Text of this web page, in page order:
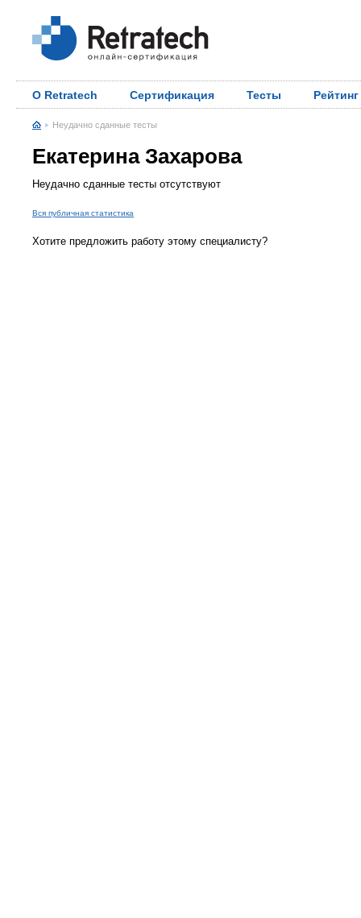
О Retratech Сертификация Тесты Рейтинг
Неудачно сданные тесты
Екатерина Захарова
Неудачно сданные тесты отсутствуют
Вся публичная статистика
Хотите предложить работу этому специалисту?